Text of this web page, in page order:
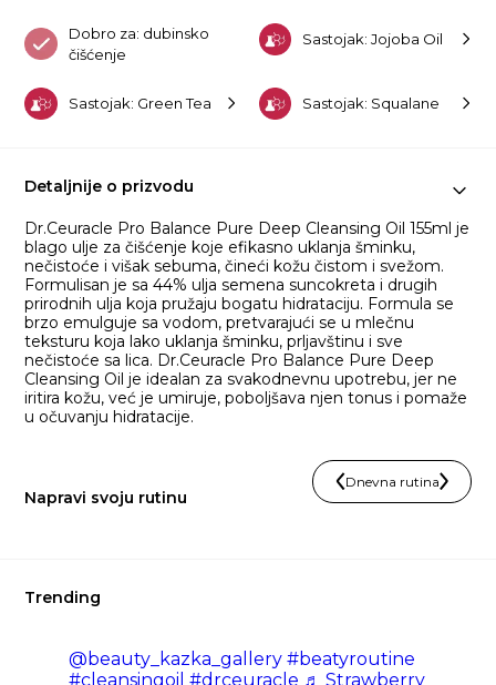
Dobro za: dubinsko
čišćenje
Sastojak: Jojoba Oil
Sastojak: Green Tea Sastojak: Squalane
Detaljnije o prizvodu
Dr.Ceuracle Pro Balance Pure Deep Cleansing Oil 155ml je
blago ulje za čišćenje koje efikasno uklanja šminku,
nečistoće i višak sebuma, čineći kožu čistom i svežom.
Formulisan je sa 44% ulja semena suncokreta i drugih
prirodnih ulja koja pružaju bogatu hidrataciju. Formula se
brzo emulguje sa vodom, pretvarajući se u mlečnu
teksturu koja lako uklanja šminku, prljavštinu i sve
nečistoće sa lica. Dr.Ceuracle Pro Balance Pure Deep
Cleansing Oil je idealan za svakodnevnu upotrebu, jer ne
iritira kožu, već je umiruje, poboljšava njen tonus i pomaže
u očuvanju hidratacije.
Napravi svoju rutinu
Dnevna rutina
Trending
@beauty_kazka_gallery #beatyroutine
#cleansingoil #drceuracle ♬ Strawberry